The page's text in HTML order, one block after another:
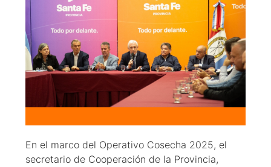
En el marco del Operativo Cosecha 2025, el
secretario de Cooperación de la Provincia,